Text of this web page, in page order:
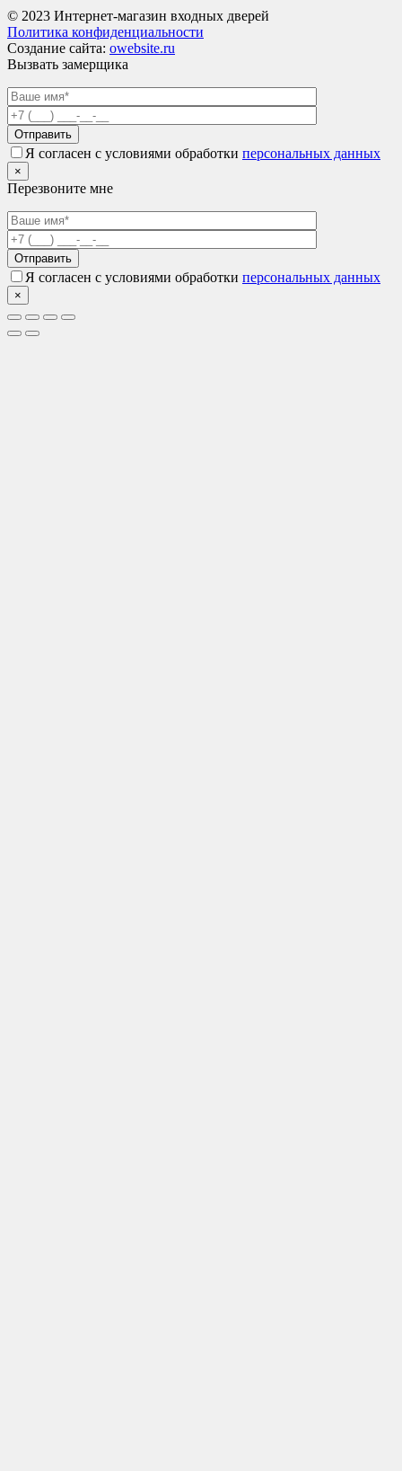
© 2023 Интернет-магазин входных дверей
Политика конфиденциальности
Создание сайта: owebsite.ru
Вызвать замерщика
Я согласен с условиями обработки персональных данных
×
Перезвоните мне
Я согласен с условиями обработки персональных данных
×